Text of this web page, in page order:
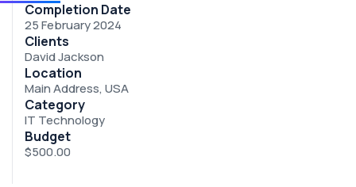
Completion Date
25 February 2024
Clients
David Jackson
Location
Main Address, USA
Category
IT Technology
Budget
$500.00